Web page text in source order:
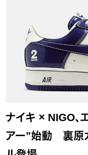
ナイキ × NIGO、
アー”始動 裏原